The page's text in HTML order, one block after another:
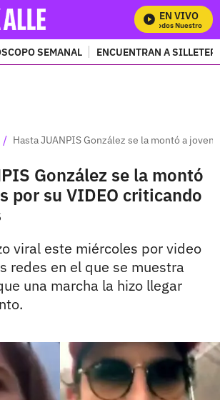
EN VIVO
Mira Todos Nuestros
SEMANAL ENCUENTRAN A
/ Hasta JUANPIS González se la montó a
González se la montó
por su VIDEO criticando
viral este miércoles por video
redes en el que se muestra
una marcha la hizo llegar